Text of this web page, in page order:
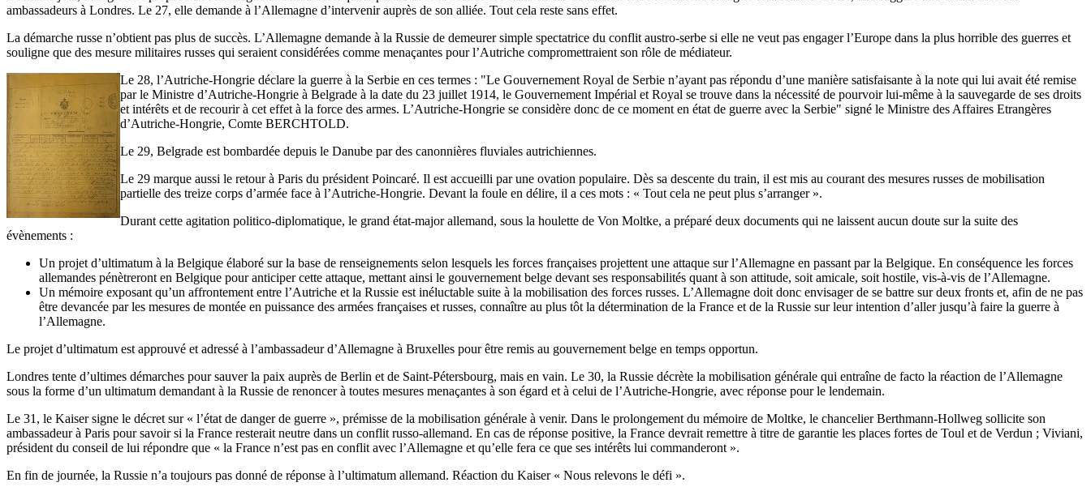
ambassadeurs à Londres. Le 27, elle demande à l’Allemagne d’intervenir auprès de son alliée. Tout cela reste sans effet.
La démarche russe n’obtient pas plus de succès. L’Allemagne demande à la Russie de demeurer simple spectatrice du conflit austro-serbe si elle ne veut pas engager l’Europe dans la plus horrible des guerres et
souligne que des mesure militaires russes qui seraient considérées comme menaçantes pour l’Autriche compromettraient son rôle de médiateur.
Le 28, l’Autriche-Hongrie déclare la guerre à la Serbie en ces termes : "Le Gouvernement Royal de Serbie n’ayant pas répondu d’une manière satisfaisante à la note qui lui avait été remise
par le Ministre d’Autriche-Hongrie à Belgrade à la date du 23 juillet 1914, le Gouvernement Impérial et Royal se trouve dans la nécessité de pourvoir lui-même à la sauvegarde de ses droits
et intérêts et de recourir à cet effet à la force des armes. L’Autriche-Hongrie se considère donc de ce moment en état de guerre avec la Serbie" signé le Ministre des Affaires Etrangères
d’Autriche-Hongrie, Comte BERCHTOLD.
Le 29, Belgrade est bombardée depuis le Danube par des canonnières fluviales autrichiennes.
Le 29 marque aussi le retour à Paris du président Poincaré. Il est accueilli par une ovation populaire. Dès sa descente du train, il est mis au courant des mesures russes de mobilisation
partielle des treize corps d’armée face à l’Autriche-Hongrie. Devant la foule en délire, il a ces mots : « Tout cela ne peut plus s’arranger ».
Durant cette agitation politico-diplomatique, le grand état-major allemand, sous la houlette de Von Moltke, a préparé deux documents qui ne laissent aucun doute sur la suite des
évènements :
Un projet d’ultimatum à la Belgique élaboré sur la base de renseignements selon lesquels les forces françaises projettent une attaque sur l’Allemagne en passant par la Belgique. En conséquence les forces
allemandes pénètreront en Belgique pour anticiper cette attaque, mettant ainsi le gouvernement belge devant ses responsabilités quant à son attitude, soit amicale, soit hostile, vis-à-vis de l’Allemagne.
Un mémoire exposant qu’un affrontement entre l’Autriche et la Russie est inéluctable suite à la mobilisation des forces russes. L’Allemagne doit donc envisager de se battre sur deux fronts et, afin de ne pas
être devancée par les mesures de montée en puissance des armées françaises et russes, connaître au plus tôt la détermination de la France et de la Russie sur leur intention d’aller jusqu’à faire la guerre à
l’Allemagne.
Le projet d’ultimatum est approuvé et adressé à l’ambassadeur d’Allemagne à Bruxelles pour être remis au gouvernement belge en temps opportun.
Londres tente d’ultimes démarches pour sauver la paix auprès de Berlin et de Saint-Pétersbourg, mais en vain. Le 30, la Russie décrète la mobilisation générale qui entraîne de facto la réaction de l’Allemagne
sous la forme d’un ultimatum demandant à la Russie de renoncer à toutes mesures menaçantes à son égard et à celui de l’Autriche-Hongrie, avec réponse pour le lendemain.
Le 31, le Kaiser signe le décret sur « l’état de danger de guerre », prémisse de la mobilisation générale à venir. Dans le prolongement du mémoire de Moltke, le chancelier Berthmann-Hollweg sollicite son
ambassadeur à Paris pour savoir si la France resterait neutre dans un conflit russo-allemand. En cas de réponse positive, la France devrait remettre à titre de garantie les places fortes de Toul et de Verdun ; Viviani,
président du conseil de lui répondre que « la France n’est pas en conflit avec l’Allemagne et qu’elle fera ce que ses intérêts lui commanderont ».
En fin de journée, la Russie n’a toujours pas donné de réponse à l’ultimatum allemand. Réaction du Kaiser « Nous relevons le défi ».